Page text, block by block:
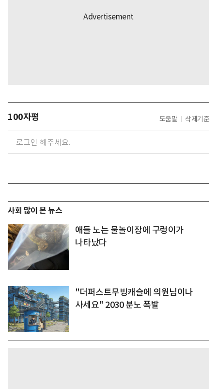
100자평 도움말 삭제기준
사회 많이 본 뉴스
애들 노는 물놀이장에 구렁이가
나타났다
"더퍼스트무빙캐슬에 의원님이나
사세요" 2030 분노 폭발